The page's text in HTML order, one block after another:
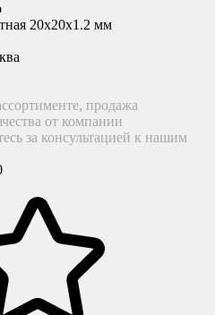
продажа
от компании
за консультацией к нашим